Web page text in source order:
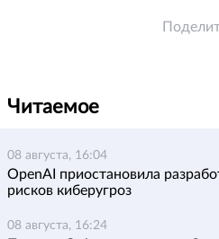
Читаемое
08 августа, 16:04
OpenAI приостановила
рисков киберугроз
08 августа, 16:24